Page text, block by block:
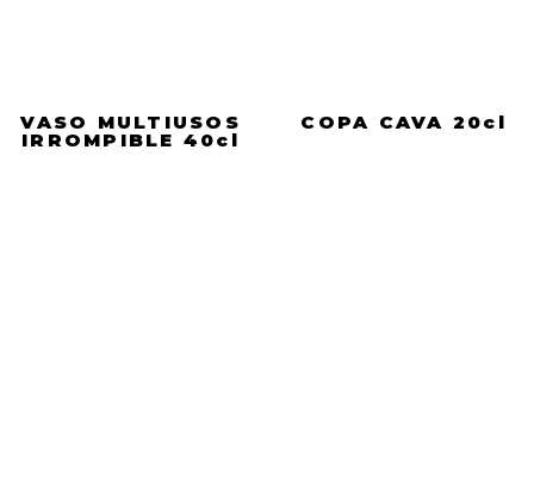
VASO MULTIUSOS
IRROMPIBLE 40cl
COPA CAVA 20cl